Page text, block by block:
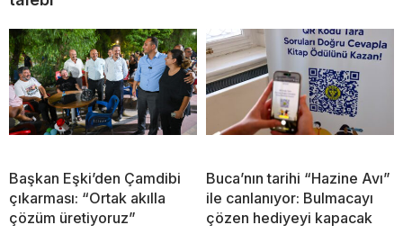
Başkan Eşki’den Çamdibi
çıkarması: “Ortak akılla
çözüm üretiyoruz”
Buca’nın tarihi “Hazine Avı”
ile canlanıyor: Bulmacayı
çözen hediyeyi kapacak